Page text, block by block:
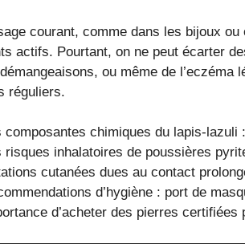
courant, comme dans les bijoux
actifs. Pourtant, on ne peut écarter
ou même de
réguliers.
composantes chimiques du lapis-
risques inhalatoires de poussières
cutanées dues au contact
d’hygiène : port de
d’acheter des pierres